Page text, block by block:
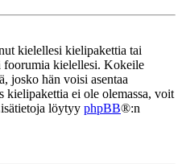
kielellesi kielipakettia tai
foorumia kielellesi. Kokeile
josko hän voisi asentaa
kielipakettia ei ole olemassa, voit
löytyy phpBB®:n